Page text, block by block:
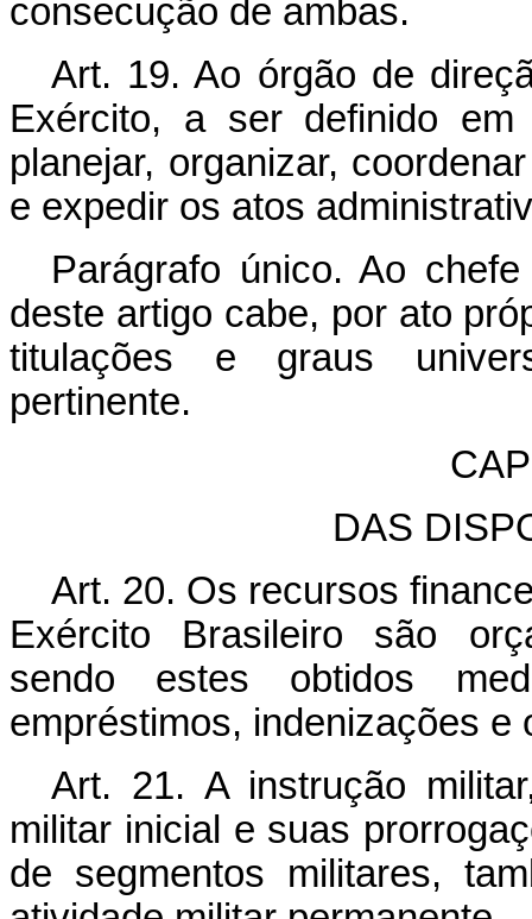
consecução de ambas.
Art. 19. Ao órgão de
Exército, a ser definido
planejar, organizar,
e expedir os atos
Parágrafo único. Ao
deste artigo cabe, por ato
titulações e graus
pertinente.
DAS
Art. 20. Os recursos
Exército Brasileiro são
sendo estes obtidos
empréstimos, indenizações e
Art. 21. A instrução
militar inicial e suas
de segmentos militares,